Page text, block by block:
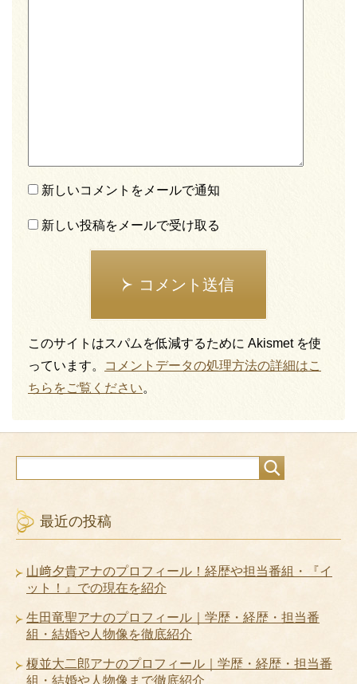
新しいコメントをメールで通知
新しい投稿をメールで受け取る
コメント送信
このサイトはスパムを低減するために Akismet を使
っています。
コメントデータの処理方法の詳細はこ
ちらをご覧ください。
最近の投稿
山﨑夕貴アナのプロフィール！経歴や担当番組・『イ
ット！』での現在を紹介
生田竜聖アナのプロフィール｜学歴・経歴・担当番
組・結婚や人物像を徹底紹介
榎並大二郎アナのプロフィール｜学歴・経歴・担当番
組・結婚や人物像まで徹底紹介